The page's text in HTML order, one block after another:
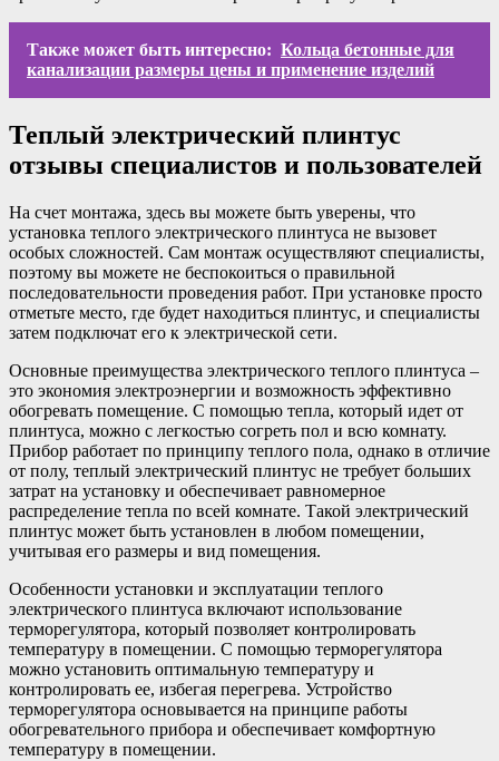
Также может быть интересно: Кольца бетонные для
канализации размеры цены и применение изделий
Теплый электрический плинтус
отзывы специалистов и пользователей
На счет монтажа, здесь вы можете быть уверены, что
установка теплого электрического плинтуса не вызовет
особых сложностей. Сам монтаж осуществляют специалисты,
поэтому вы можете не беспокоиться о правильной
последовательности проведения работ. При установке просто
отметьте место, где будет находиться плинтус, и специалисты
затем подключат его к электрической сети.
Основные преимущества электрического теплого плинтуса –
это экономия электроэнергии и возможность эффективно
обогревать помещение. С помощью тепла, который идет от
плинтуса, можно с легкостью согреть пол и всю комнату.
Прибор работает по принципу теплого пола, однако в отличие
от полу, теплый электрический плинтус не требует больших
затрат на установку и обеспечивает равномерное
распределение тепла по всей комнате. Такой электрический
плинтус может быть установлен в любом помещении,
учитывая его размеры и вид помещения.
Особенности установки и эксплуатации теплого
электрического плинтуса включают использование
терморегулятора, который позволяет контролировать
температуру в помещении. С помощью терморегулятора
можно установить оптимальную температуру и
контролировать ее, избегая перегрева. Устройство
терморегулятора основывается на принципе работы
обогревательного прибора и обеспечивает комфортную
температуру в помещении.